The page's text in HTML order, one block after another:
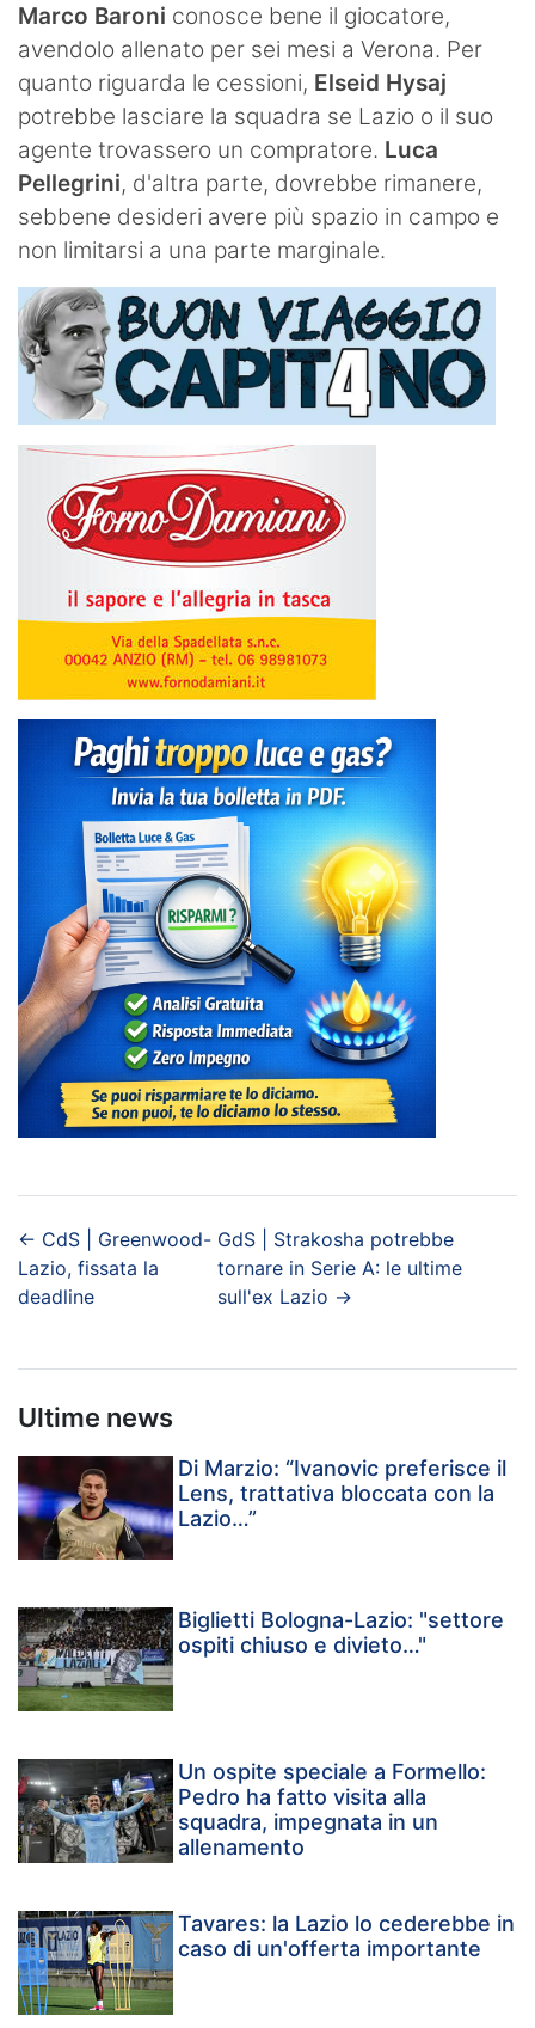
Marco Baroni conosce bene il giocatore,
avendolo allenato per sei mesi a Verona. Per
quanto riguarda le cessioni, Elseid Hysaj
potrebbe lasciare la squadra se Lazio o il suo
agente trovassero un compratore. Luca
Pellegrini, d'altra parte, dovrebbe rimanere,
sebbene desideri avere più spazio in campo e
non limitarsi a una parte marginale.
← CdS | Greenwood-
Lazio, fissata la
deadline
GdS | Strakosha potrebbe
tornare in Serie A: le ultime
sull'ex Lazio →
Ultime news
Di Marzio: “Ivanovic preferisce il
Lens, trattativa bloccata con la
Lazio…”
Biglietti Bologna-Lazio: "settore
ospiti chiuso e divieto…"
Un ospite speciale a Formello:
Pedro ha fatto visita alla
squadra, impegnata in un
allenamento
Tavares: la Lazio lo cederebbe in
caso di un'offerta importante